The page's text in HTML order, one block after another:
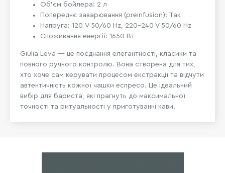
Об’єм бойлера: 2 л
Попереднє заварювання (preinfusion): Так
Напруга: 120 V 50/60 Hz, 220–240 V 50/60 Hz
Споживання енергії: 1650 Вт
Giulia Leva — це поєднання елегантності, класики та
повного ручного контролю. Вона створена для тих,
хто хоче сам керувати процесом екстракції та відчути
автентичність кожної чашки еспресо. Це ідеальний
вибір для бариста, які прагнуть до максимальної
точності та ритуальності у приготуванні кави.